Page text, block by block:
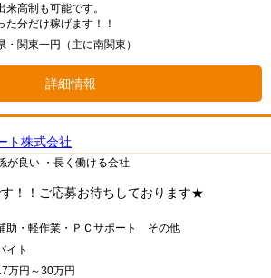
来高制も可能です。
た分だけ稼げます！！
・関東一円（主に南関東）
詳細情報
ト株式会社
が良い ・長く働ける会社
！！ご応募お待ちしております★
助・軽作業・ＰＣサポート その他
イト
万円～30万円